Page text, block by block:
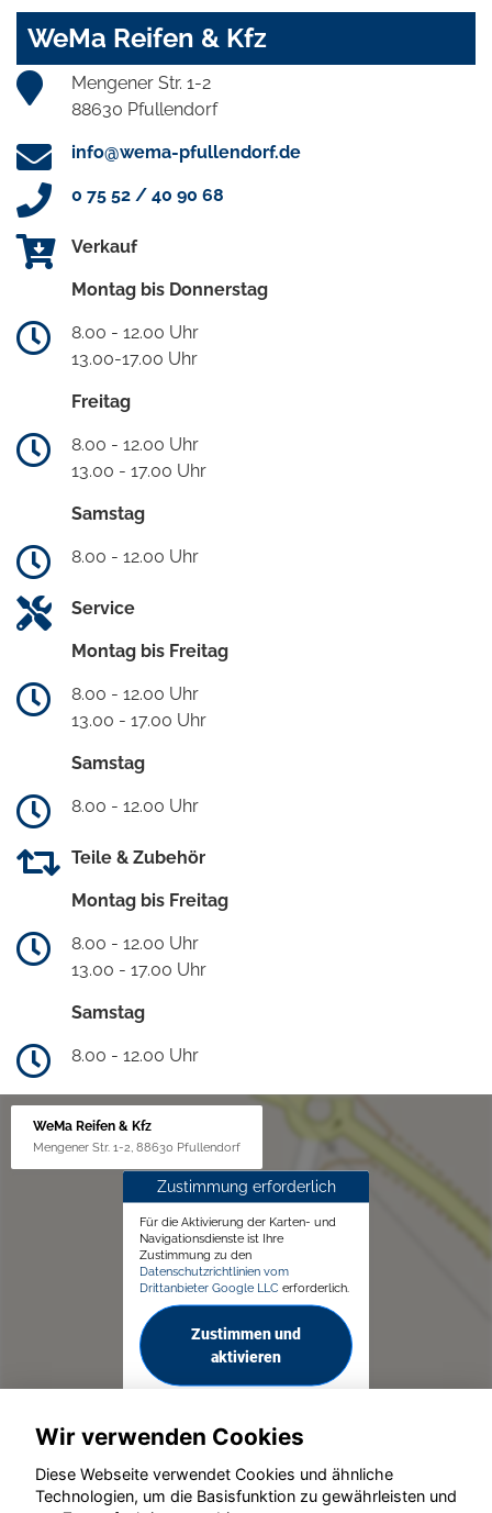
WeMa Reifen & Kfz
Mengener Str. 1-2
88630 Pfullendorf
info@wema-pfullendorf.de
0 75 52 / 40 90 68
Verkauf
Montag bis Donnerstag
8.00 - 12.00 Uhr
13.00-17.00 Uhr
Freitag
8.00 - 12.00 Uhr
13.00 - 17.00 Uhr
Samstag
8.00 - 12.00 Uhr
Service
Montag bis Freitag
8.00 - 12.00 Uhr
13.00 - 17.00 Uhr
Samstag
8.00 - 12.00 Uhr
Teile & Zubehör
Montag bis Freitag
8.00 - 12.00 Uhr
13.00 - 17.00 Uhr
Samstag
8.00 - 12.00 Uhr
WeMa Reifen & Kfz
Mengener Str. 1-2, 88630 Pfullendorf
Zustimmung erforderlich
Für die Aktivierung der Karten- und
Navigationsdienste ist Ihre
Zustimmung zu den
Datenschutzrichtlinien vom
Drittanbieter Google LLC erforderlich.
Zustimmen und
aktivieren
Wir verwenden Cookies
Diese Webseite verwendet Cookies und ähnliche
Technologien, um die Basisfunktion zu gewährleisten und